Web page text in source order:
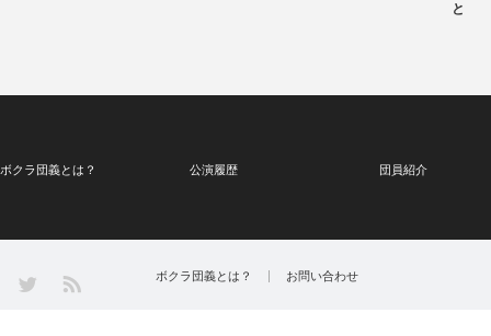
と
ボクラ団義とは？ 公演履歴 団員紹介
Twitter ボクラ団義とは？ お問い合わせ